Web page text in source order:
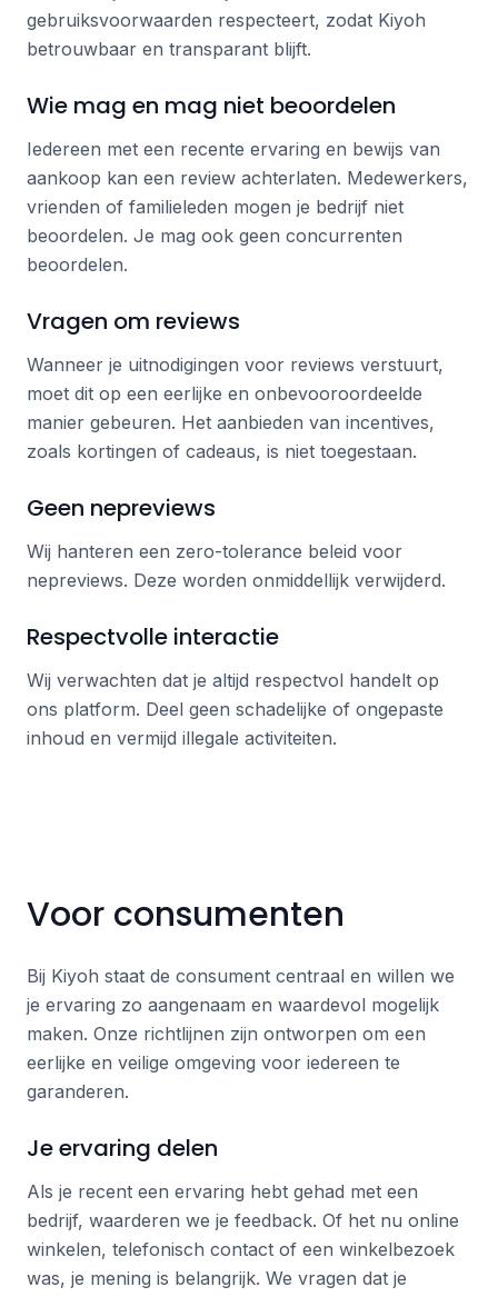
gebruiksvoorwaarden respecteert, zodat Kiyoh
betrouwbaar en transparant blijft.
Wie mag en mag niet beoordelen
Iedereen met een recente ervaring en bewijs van
aankoop kan een review achterlaten. Medewerkers,
vrienden of familieleden mogen je bedrijf niet
beoordelen. Je mag ook geen concurrenten
beoordelen.
Vragen om reviews
Wanneer je uitnodigingen voor reviews verstuurt,
moet dit op een eerlijke en onbevooroordeelde
manier gebeuren. Het aanbieden van incentives,
zoals kortingen of cadeaus, is niet toegestaan.
Geen nepreviews
Wij hanteren een zero-tolerance beleid voor
nepreviews. Deze worden onmiddellijk verwijderd.
Respectvolle interactie
Wij verwachten dat je altijd respectvol handelt op
ons platform. Deel geen schadelijke of ongepaste
inhoud en vermijd illegale activiteiten.
Voor consumenten
Bij Kiyoh staat de consument centraal en willen we
je ervaring zo aangenaam en waardevol mogelijk
maken. Onze richtlijnen zijn ontworpen om een
eerlijke en veilige omgeving voor iedereen te
garanderen.
Je ervaring delen
Als je recent een ervaring hebt gehad met een
bedrijf, waarderen we je feedback. Of het nu online
winkelen, telefonisch contact of een winkelbezoek
was, je mening is belangrijk. We vragen dat je